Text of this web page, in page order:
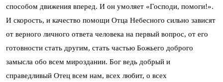
способом движения вперед. И он умоляет «Господи, помоги!».
И скорость, и качество помощи Отца Небесного сильно зависят
от верного личного ответа человека на первый вопрос, от его
готовности стать другим, стать частью Божьего доброго
замысла обо всем мироздании. Бог ведь добрый и
справедливый Отец всем нам, всех любит, о всех